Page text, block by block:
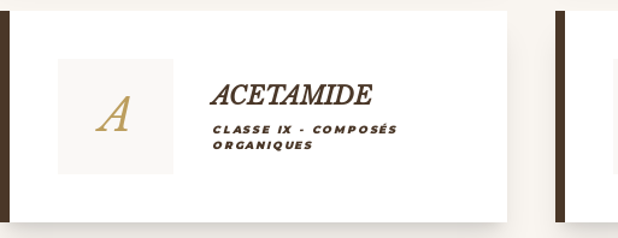
A ACETAMIDE
CLASSE IX - COMPOSÉS
ORGANIQUES